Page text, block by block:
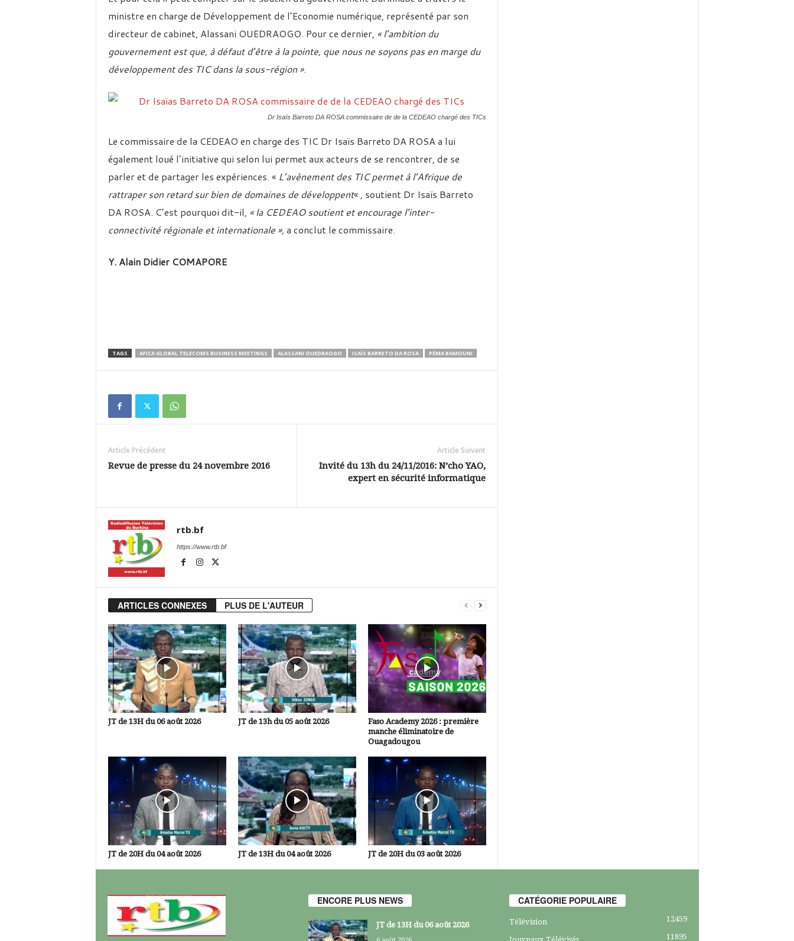
ministre en charge de Développement de l’Economie numérique, représenté par son
directeur de cabinet, Alassani OUEDRAOGO. Pour ce dernier, « l’ambition du
gouvernement est que, à défaut d’être à la pointe, que nous ne soyons pas en marge du
développement des TIC dans la sous-région ».
Dr Isaïs Barreto DA ROSA commissaire de de la CEDEAO chargé des TICs
Le commissaire de la CEDEAO en charge des TIC Dr Isaïs Barreto DA ROSA a lui
également loué l’initiative qui selon lui permet aux acteurs de se rencontrer, de se
parler et de partager les expériences. « L’avènement des TIC permet à l’Afrique de
rattraper son retard sur bien de domaines de développent« , soutient Dr Isaïs Barreto
DA ROSA. C’est pourquoi dit-il, « la CEDEAO soutient et encourage l’inter-
connectivité régionale et internationale », a conclut le commissaire.
Y. Alain Didier COMAPORE
TAGS AFICA GLOBAL TELECOMS BUSINESS MEETINGS ALASSANI OUEDRAOGO ISAÏS BARRETO DA ROSA PÉMA BAMOUNI
Article Précédent
Revue de presse du 24 novembre 2016
Article Suivant
Invité du 13h du 24/11/2016: N’cho YAO,
expert en sécurité informatique
rtb.bf
https://www.rtb.bf
ARTICLES CONNEXES PLUS DE L'AUTEUR
JT de 13H du 06 août 2026 JT de 13h du 05 août 2026
Faso Academy 2026 : première
manche éliminatoire de
Ouagadougou
JT de 20H du 04 août 2026 JT de 13H du 04 août 2026 JT de 20H du 03 août 2026
ENCORE PLUS NEWS
JT de 13H du 06 août 2026
CATÉGORIE POPULAIRE
Télévision 12459
11895